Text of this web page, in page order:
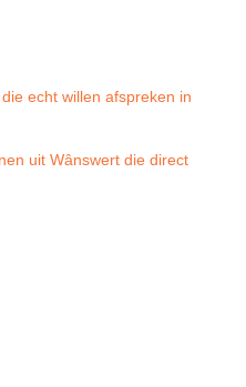
echt willen afspreken in
uit Wânswert die direct